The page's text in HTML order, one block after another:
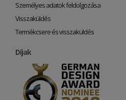
Személyes adatok feldolgozása
Visszaküldés
Termékcsere és visszaküldés
Díjak